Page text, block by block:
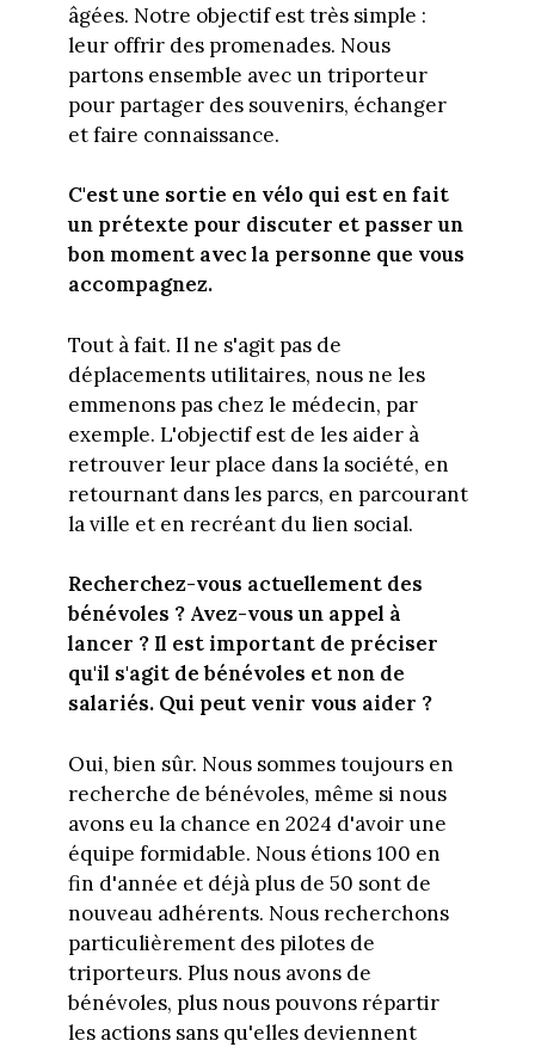
âgées. Notre objectif est très simple :
leur offrir des promenades. Nous
partons ensemble avec un triporteur
pour partager des souvenirs, échanger
et faire connaissance.
C'est une sortie en vélo qui est en fait
un prétexte pour discuter et passer un
bon moment avec la personne que vous
accompagnez.
Tout à fait. Il ne s'agit pas de
déplacements utilitaires, nous ne les
emmenons pas chez le médecin, par
exemple. L'objectif est de les aider à
retrouver leur place dans la société, en
retournant dans les parcs, en parcourant
la ville et en recréant du lien social.
Recherchez-vous actuellement des
bénévoles ? Avez-vous un appel à
lancer ? Il est important de préciser
qu'il s'agit de bénévoles et non de
salariés. Qui peut venir vous aider ?
Oui, bien sûr. Nous sommes toujours en
recherche de bénévoles, même si nous
avons eu la chance en 2024 d'avoir une
équipe formidable. Nous étions 100 en
fin d'année et déjà plus de 50 sont de
nouveau adhérents. Nous recherchons
particulièrement des pilotes de
triporteurs. Plus nous avons de
bénévoles, plus nous pouvons répartir
les actions sans qu'elles deviennent